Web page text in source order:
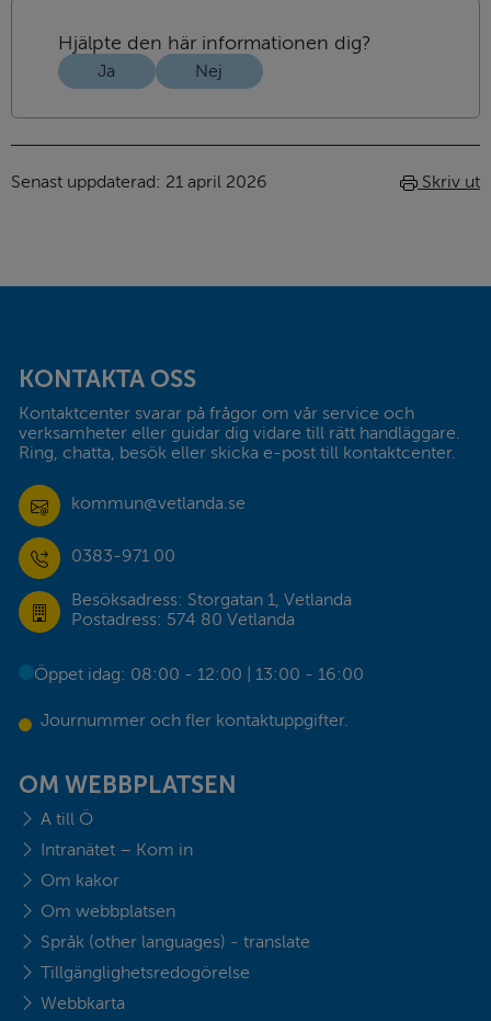
Hjälpte den här informationen dig?
Ja Nej
Senast uppdaterad: 21 april 2026 Skriv ut
KONTAKTA OSS
Kontaktcenter svarar på frågor om vår service och
verksamheter eller guidar dig vidare till rätt handläggare.
Ring, chatta, besök eller skicka e-post till kontaktcenter.
kommun@vetlanda.se
0383-971 00
Besöksadress: Storgatan 1, Vetlanda
Postadress: 574 80 Vetlanda
Öppet idag: 08:00 - 12:00 | 13:00 - 16:00
Journummer och fler kontaktuppgifter.
OM WEBBPLATSEN
A till Ö
Intranätet – Kom in
Om kakor
Om webbplatsen
Språk (other languages) - translate
Tillgänglighetsredogörelse
Webbkarta